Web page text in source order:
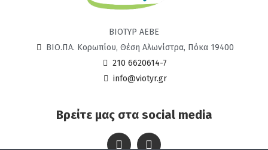
ΒΙΟΤΥΡ ΑΕΒΕ
ΒΙΟ.ΠΑ. Κορωπίου, Θέση Αλωνίστρα, Πόκα 19400
210 6620614-7
info@viotyr.gr
Βρείτε μας στα social media